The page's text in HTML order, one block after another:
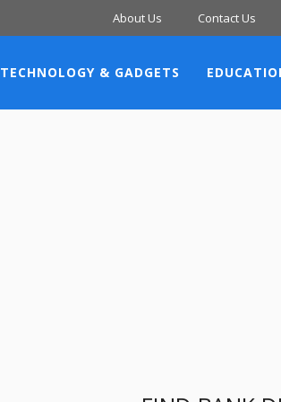
About Us Contact Us
TECHNOLOGY & GADGETS